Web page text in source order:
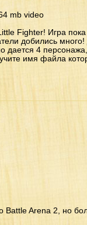
mb video
Fighter! Игра пока
добились
дается 4
имя файла
Battle Arena 2, но